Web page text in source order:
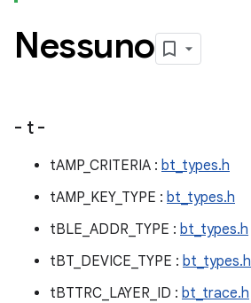
Nessuno
- t -
tAMP_CRITERIA : bt_types.h
tAMP_KEY_TYPE : bt_types.h
tBLE_ADDR_TYPE : bt_types.h
tBT_DEVICE_TYPE : bt_types.h
tBTTRC_LAYER_ID : bt_trace.h